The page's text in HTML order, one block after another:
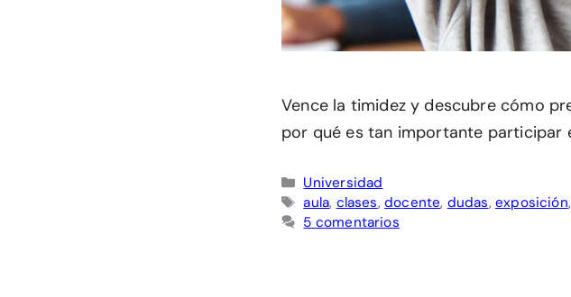
Vence la timidez y descubre cómo
por qué es tan importante participar
Categorías
Universidad
Etiquetas
aula, clases,docente, dudas, exposición
5 comentarios